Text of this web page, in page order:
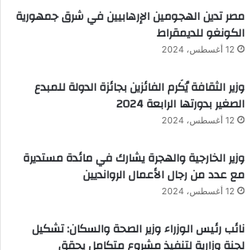
مصر تدين الهجومين الإرهابيين في شرق جمهورية
الكونغو للديمقراط
12 أغسطس، 2024
وزير الثقافة يُكَرم الفائزين بجائزة الدولة للمبدع
الصغير بدورتها الرابعة 2024
12 أغسطس، 2024
وزير الخارجية والهجرة يشارك في مائدة مستديرة
مع عدد من رجال الأعمال الروانديين
12 أغسطس، 2024
نائب رئيس الوزراء وزير الصحة والسكان: تشكيل